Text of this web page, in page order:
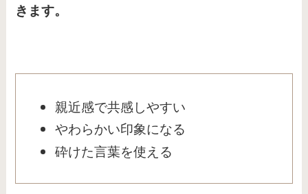
きます。
親近感で共感しやすい
やわらかい印象になる
砕けた言葉を使える